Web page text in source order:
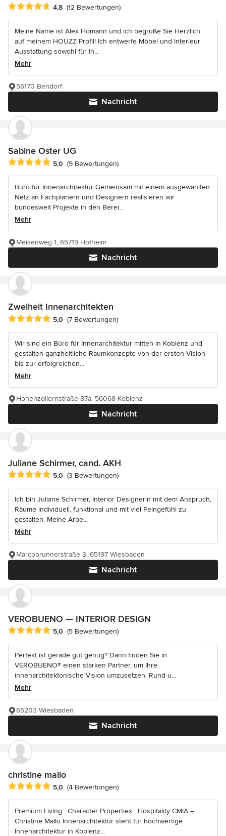
Durchschnittliche Bewertung: 4.8 von 5 Sternen
4,8 (12 Bewertungen)
Meine Name ist Alex Homann und ich begrüße Sie Herzlich
auf meinem HOUZZ Profil! Ich entwerfe Möbel und Interieur
Ausstattung sowohl für Ih...
Mehr
Nachricht
56170 Bendorf
Sabine Oster UG
Durchschnittliche Bewertung: 5 von 5 Sternen
5,0 (9 Bewertungen)
Büro für Innenarchitektur Gemeinsam mit einem ausgewählten
Netz an Fachplanern und Designern realisieren wir
bundesweit Projekte in den Berei...
Mehr
Nachricht
Meisenweg 1, 65719 Hofheim
Zweiheit Innenarchitekten
Durchschnittliche Bewertung: 5 von 5 Sternen
5,0 (7 Bewertungen)
Wir sind ein Büro für Innenarchitektur mitten in Koblenz und
gestalten ganzheitliche Raumkonzepte von der ersten Vision
bis zur erfolgreichen...
Mehr
Nachricht
Hohenzollernstraße 87a, 56068 Koblenz
Juliane Schirmer, cand. AKH
Durchschnittliche Bewertung: 5 von 5 Sternen
5,0 (3 Bewertungen)
Ich bin Juliane Schirmer, Interior Designerin mit dem Anspruch,
Räume individuell, funktional und mit viel Feingefühl zu
gestalten. Meine Arbe...
Mehr
Nachricht
Marcobrunnerstraße 3, 65197 Wiesbaden
VEROBUENO — INTERIOR DESIGN
Durchschnittliche Bewertung: 5 von 5 Sternen
5,0 (5 Bewertungen)
Perfekt ist gerade gut genug? Dann finden Sie in
VEROBUENO® einen starken Partner, um Ihre
innenarchitektonische Vision umzusetzen. Rund u...
Mehr
Nachricht
65203 Wiesbaden
christine mallo
Durchschnittliche Bewertung: 5 von 5 Sternen
5,0 (4 Bewertungen)
Premium Living . Character Properties . Hospitality CMIA –
Christine Mallo Innenarchitektur steht für hochwertige
Innenarchitektur in Koblenz...